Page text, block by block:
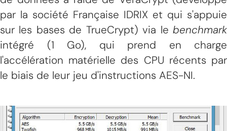
par la société Française IDRIX et qui s'appuie
sur les bases de TrueCrypt) via le benchmark
intégré (1 Go), qui prend en charge
l'accélération matérielle des CPU récents par
le biais de leur jeu d'instructions AES-NI.